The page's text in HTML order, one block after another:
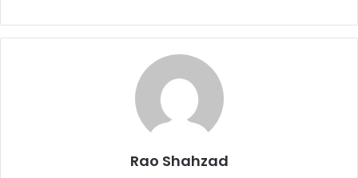
Rao Shahzad